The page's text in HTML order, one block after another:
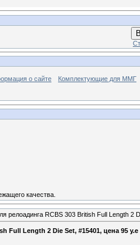
о сайте Комплектующие для ММГ
качества.
релоадинга RCBS 303 British Full Length 2
Full Length 2 Die Set, #15401, цена 95 у.е